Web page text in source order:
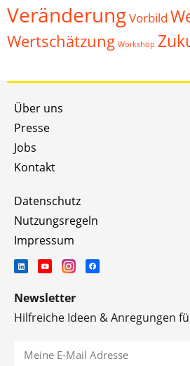
VeränderungVorbild
Wertschätzung Workshop
Über uns
Presse
Jobs
Kontakt
Datenschutz
Nutzungsregeln
Impressum
Newsletter
Hilfreiche Ideen & Anregungen